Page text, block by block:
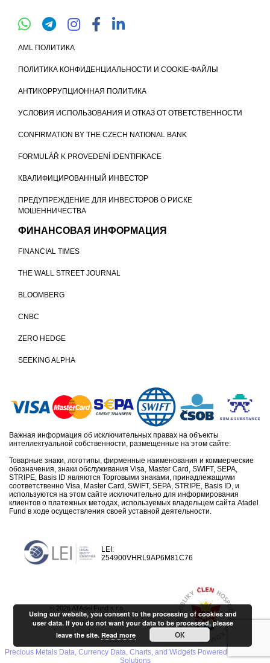
AML ПОЛИТИКА
ПОЛИТИКА КОНФИДЕНЦИАЛЬНОСТИ И COOKIE-ФАЙЛЫ
АНТИКОРРУПЦИОННАЯ ПОЛИТИКА
УСЛОВИЯ ИСПОЛЬЗОВАНИЯ И ОТКАЗ ОТ ОТВЕТСТВЕННОСТИ
CONFIRMATION BY THE CZECH NATIONAL BANK
FORMULÁŘ K PROVEDENÍ IDENTIFIKACE
КВАЛИФИЦИРОВАННЫЙ ИНВЕСТОР
ПРЕДУПРЕЖДЕНИЕ ДЛЯ ИНВЕСТОРОВ О РИСКЕ
МОШЕННИЧЕСТВА
ФИНАНСОВАЯ ИНФОРМАЦИЯ
FINANCIAL TIMES
THE WALL STREET JOURNAL
BLOOMBERG
CNBC
ZERO HEDGE
SEEKING ALPHA
Важная информация об исключительных правах на объекты
интеллектуальной собственности, размещенные на этом сайте:
Товарные знаки, логотипы, фирменные наименования и коммерческие
обозначения, знаки обслуживания Visa, Master Card, SWIFT, SEPA,
STRIPE, Basis ID являются Торговыми знаками, принадлежащими
соответственно Visa, Master Card, SWIFT, SEPA, STRIPE, Basis ID, и
используются на этом сайте исключительно для информирования
клиентов о платежных методах, используемых владельцем сайта Atadel
Fund в ходе осуществления своей уставной деятельности.
LEI:
254900VHRL9AP6M81C76
© 2026 ATAdel Fund s.r.o.
Precious Metals Data, Currency Data, Charts, and Widgets Powered by nFusion
Solutions
Using our website, you consent to the processing of cookies and
user data. If you do not want your data to be processed, please
leave the site. Read more ОК